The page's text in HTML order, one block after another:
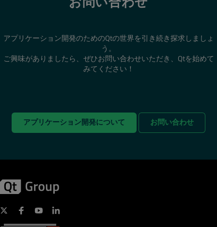
アプリケーション開発のためのQtの世界を引き続き探求しましょ
う。
ご興味がありましたら、ぜひお問い合わせいただき、Qtを始めて
みてください！
アプリケーション開発について お問い合わせ